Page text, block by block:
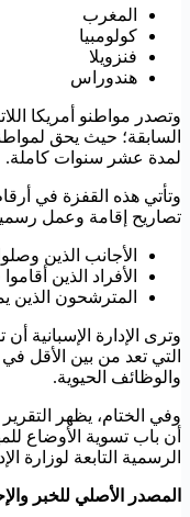
المغرب
كولومبيا
فنزويلا
هندوراس
وتصدر مواطنو أمريكا
السابقة؛ حيث يحق
لمدة عشر سنوات كاملة.
تصاريح إقامة وعمل
الأجانب الذين وصلوا إلى
الأفراد الذين
المترشحون الذين
وترى الإدارة الإسبانية
والوظائف الحيوية.
وفي الختام، يظهر
الرسمية التابعة لوزارة
المصدر الأصلي للخبر